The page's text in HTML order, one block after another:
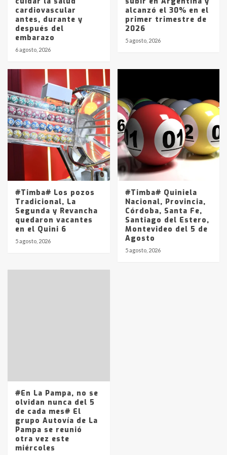
cardiovascular
antes, durante y
después del
embarazo
6 agosto, 2026
alcanzó el 30% en el
primer trimestre de
2026
5 agosto, 2026
#Timba# Los pozos
Tradicional, La
Segunda y Revancha
quedaron vacantes
en el Quini 6
5 agosto, 2026
#Timba# Quiniela
Nacional, Provincia,
Córdoba, Santa Fe,
Santiago del Estero,
Montevideo del 5 de
Agosto
5 agosto, 2026
#En La Pampa, no se
olvidan nunca del 5
de cada mes# El
grupo Autovía de La
Pampa se reunió
otra vez este
miércoles